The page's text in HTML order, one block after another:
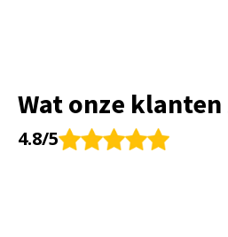
Wat onze klanten
4.8/5